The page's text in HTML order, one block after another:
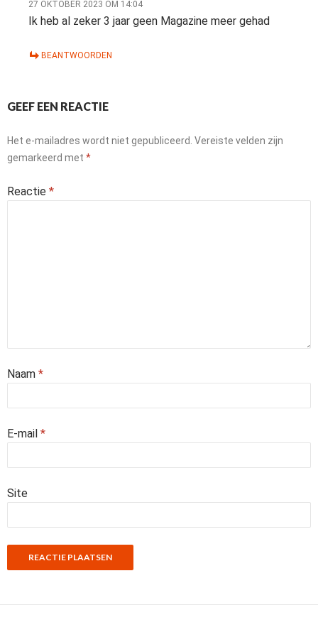
27 OKTOBER 2023 OM 14:04
Ik heb al zeker 3 jaar geen Magazine meer gehad
BEANTWOORDEN
GEEF EEN REACTIE
Het e-mailadres wordt niet gepubliceerd. Vereiste velden zijn
gemarkeerd met *
Reactie *
Naam *
E-mail *
Site